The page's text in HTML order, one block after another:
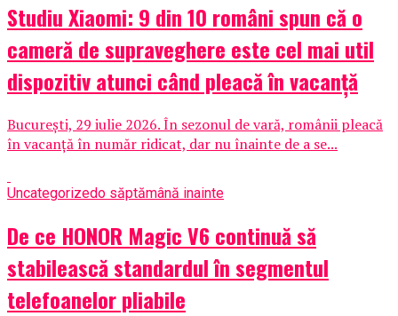
Studiu Xiaomi: 9 din 10 români spun că o
cameră de supraveghere este cel mai util
dispozitiv atunci când pleacă în vacanță
București, 29 iulie 2026. În sezonul de vară, românii pleacă
în vacanță în număr ridicat, dar nu înainte de a se...
Uncategorizedo săptămână inainte
De ce HONOR Magic V6 continuă să
stabilească standardul în segmentul
telefoanelor pliabile